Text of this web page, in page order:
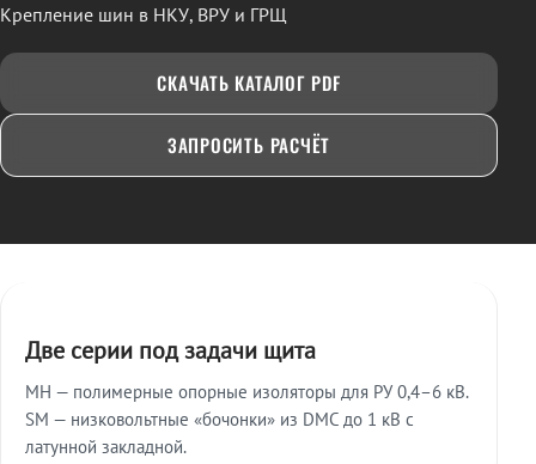
Крепление шин в НКУ, ВРУ и ГРЩ
СКАЧАТЬ КАТАЛОГ PDF
ЗАПРОСИТЬ РАСЧЁТ
Две серии под задачи щита
МН — полимерные опорные изоляторы для РУ 0,4–6 кВ.
SM — низковольтные «бочонки» из DMC до 1 кВ с
латунной закладной.